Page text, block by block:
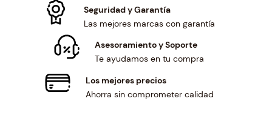
1
.
Seguridad y Garantía
Las mejores marcas con garantía
Asesoramiento y Soporte
Te ayudamos en tu compra
Los mejores precios
Ahorra sin comprometer calidad